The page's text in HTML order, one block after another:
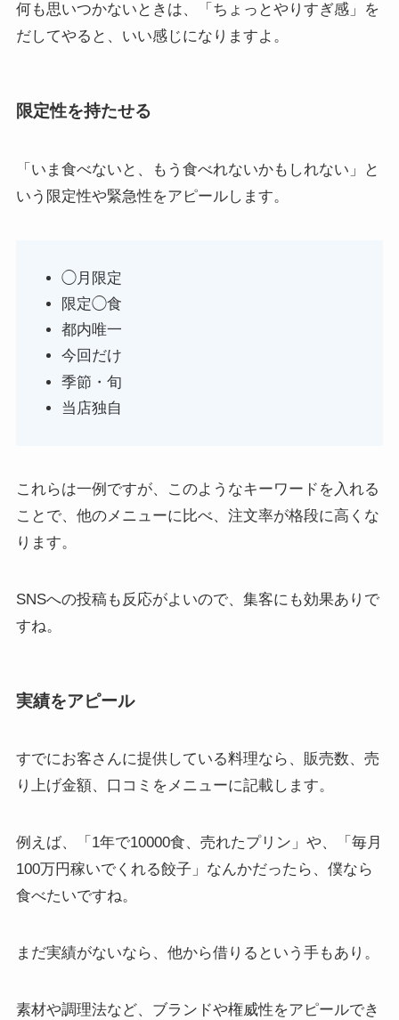
何も思いつかないときは、「ちょっとやりすぎ感」を
だしてやると、いい感じになりますよ。
限定性を持たせる
「いま食べないと、もう食べれないかもしれない」と
いう限定性や緊急性をアピールします。
◯月限定
限定◯食
都内唯一
今回だけ
季節・旬
当店独自
これらは一例ですが、このようなキーワードを入れる
ことで、他のメニューに比べ、注文率が格段に高くな
ります。
SNSへの投稿も反応がよいので、集客にも効果ありで
すね。
実績をアピール
すでにお客さんに提供している料理なら、販売数、売
り上げ金額、口コミをメニューに記載します。
例えば、「1年で10000食、売れたプリン」や、「毎月
100万円稼いでくれる餃子」なんかだったら、僕なら
食べたいですね。
まだ実績がないなら、他から借りるという手もあり。
素材や調理法など、ブランドや権威性をアピールでき